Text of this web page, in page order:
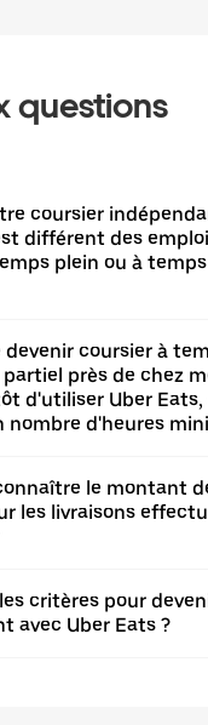
questions
coursier
différent des
plein ou à
devenir coursier à
près de chez
d'utiliser Uber Eats,
nombre d'heures
le montant
les livraisons
critères pour
avec Uber Eats ?